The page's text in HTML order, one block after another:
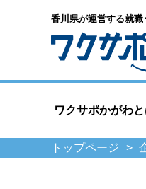
香川県が運営する就職
ワクサポかがわ
トップページ